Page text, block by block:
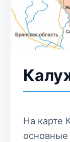
На карте
основные